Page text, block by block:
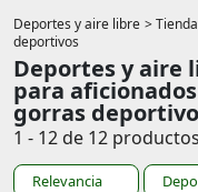
Deportes y aire libre >
deportivos
Deportes y aire
para
gorras
1 - 12 de 12 productos
Relevancia